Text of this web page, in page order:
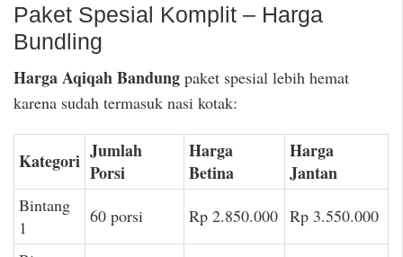
Paket Spesial Komplit – Harga
Bundling
Harga Aqiqah Bandung paket spesial lebih hemat
karena sudah termasuk nasi kotak:
Kategori Jumlah
Porsi
Harga
Betina
Harga
Jantan
Bintang
1
60 porsi Rp 2.850.000 Rp 3.550.000